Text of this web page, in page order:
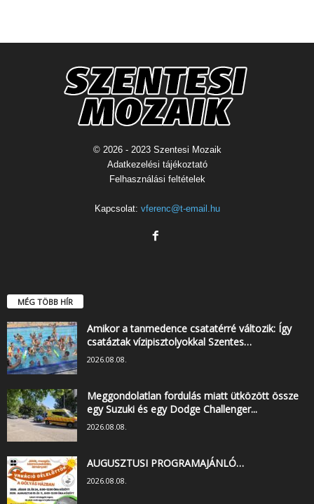
© 2026 - 2023 Szentesi Mozaik
Adatkezelési tájékoztató
Felhasználási feltételek
Kapcsolat: vferenc@t-email.hu
MÉG TÖBB HÍR
Amikor a tanmedence csatatérré változik: Így
csatáztak vízipisztolyokkal Szentes…
2026.08.08.
Meggondolatlan fordulás miatt ütközött össze
egy Suzuki és egy Dodge Challenger...
2026.08.08.
AUGUSZTUSI PROGRAMAJÁNLÓ…
2026.08.08.